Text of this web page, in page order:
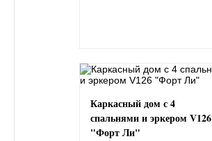
Каркасный дом с 4
спальнями и эркером V126
"Форт Ли"